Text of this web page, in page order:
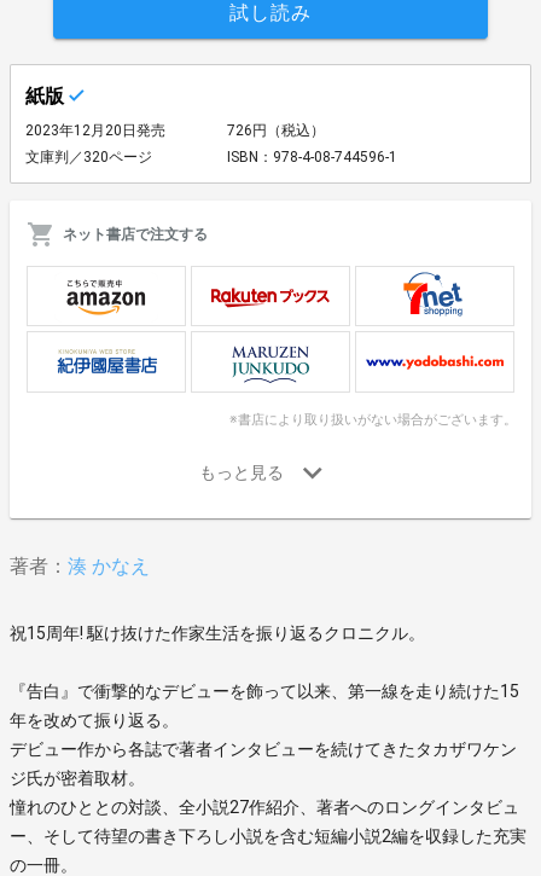
試し読み
紙版
2023年12月20日発売
726円（税込）
文庫判／320ページ
ISBN：978-4-08-744596-1
ネット書店で注文する
※書店により取り扱いがない場合がございます。
著者： 湊 かなえ
祝15周年! 駆け抜けた作家生活を振り返るクロニクル。
『告白』で衝撃的なデビューを飾って以来、第一線を走り続けた15
年を改めて振り返る。
デビュー作から各誌で著者インタビューを続けてきたタカザワケン
ジ氏が密着取材。
憧れのひととの対談、全小説27作紹介、著者へのロングインタビュ
ー、そして待望の書き下ろし小説を含む短編小説2編を収録した充実
の一冊。